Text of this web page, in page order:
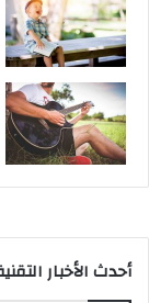
أحدث الأخبار